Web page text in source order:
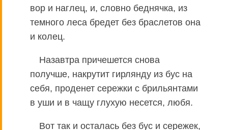
вор и наглец, и, словно беднячка, из
темного леса бредет без браслетов она
и колец.
Назавтра причешется снова
получше, накрутит гирлянду из бус на
себя, проденет сережки с брильянтами
в уши и в чащу глухую несется, любя.
Вот так и осталась без бус и сережек,